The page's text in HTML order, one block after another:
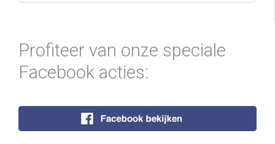
Profiteer van onze speciale
Facebook acties: